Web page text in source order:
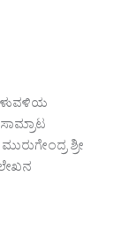
ಶ್ರೀ